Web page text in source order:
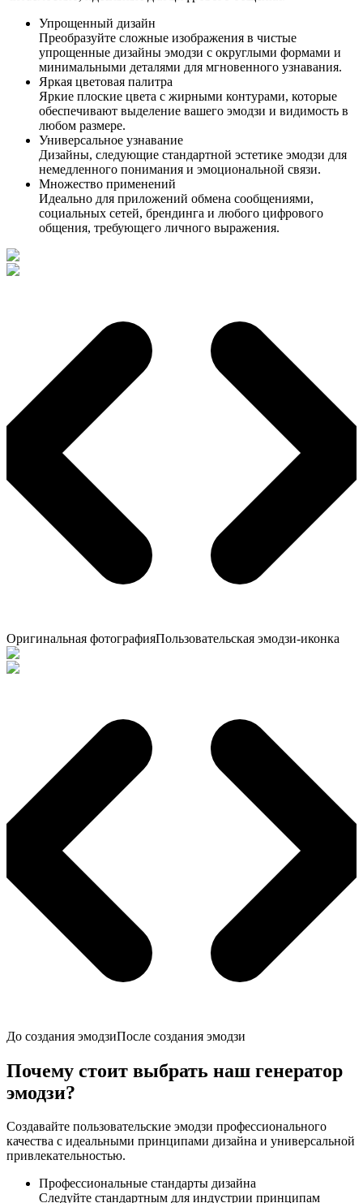
Упрощенный дизайн
Преобразуйте сложные изображения в чистые
упрощенные дизайны эмодзи с округлыми формами и
минимальными деталями для мгновенного узнавания.
Яркая цветовая палитра
Яркие плоские цвета с жирными контурами, которые
обеспечивают выделение вашего эмодзи и видимость в
любом размере.
Универсальное узнавание
Дизайны, следующие стандартной эстетике эмодзи для
немедленного понимания и эмоциональной связи.
Множество применений
Идеально для приложений обмена сообщениями,
социальных сетей, брендинга и любого цифрового
общения, требующего личного выражения.
Оригинальная фотографияПользовательская эмодзи-иконка
До создания эмодзиПосле создания эмодзи
Почему стоит выбрать наш генератор
эмодзи?
Создавайте пользовательские эмодзи профессионального
качества с идеальными принципами дизайна и универсальной
привлекательностью.
Профессиональные стандарты дизайна
Следуйте стандартным для индустрии принципам